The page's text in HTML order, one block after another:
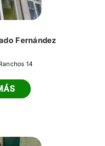
Fernández
14